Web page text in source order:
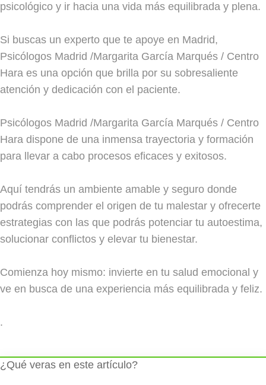
psicológico y ir hacia una vida más equilibrada y plena.
Si buscas un experto que te apoye en Madrid,
Psicólogos Madrid /Margarita García Marqués / Centro
Hara es una opción que brilla por su sobresaliente
atención y dedicación con el paciente.
Psicólogos Madrid /Margarita García Marqués / Centro
Hara dispone de una inmensa trayectoria y formación
para llevar a cabo procesos eficaces y exitosos.
Aquí tendrás un ambiente amable y seguro donde
podrás comprender el origen de tu malestar y ofrecerte
estrategias con las que podrás potenciar tu autoestima,
solucionar conflictos y elevar tu bienestar.
Comienza hoy mismo: invierte en tu salud emocional y
ve en busca de una experiencia más equilibrada y feliz.
.
¿Qué veras en este artículo?